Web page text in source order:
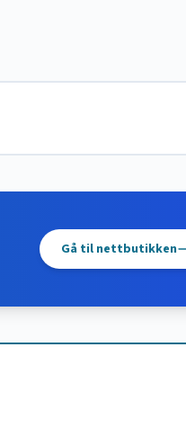
Gå til nettbutikken